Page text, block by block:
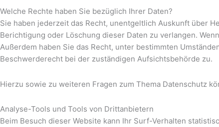
Welche Rechte haben Sie bezüglich Ihrer Daten?
Sie haben jederzeit das Recht, unentgeltlich Auskunft über
Berichtigung oder Löschung dieser Daten zu verlangen.
Außerdem haben Sie das Recht, unter bestimmten
Beschwerderecht bei der zuständigen Aufsichtsbehörde zu.
Hierzu sowie zu weiteren Fragen zum Thema Datenschutz
Analyse-Tools und Tools von Dritt­anbietern
Beim Besuch dieser Website kann Ihr Surf-Verhalten